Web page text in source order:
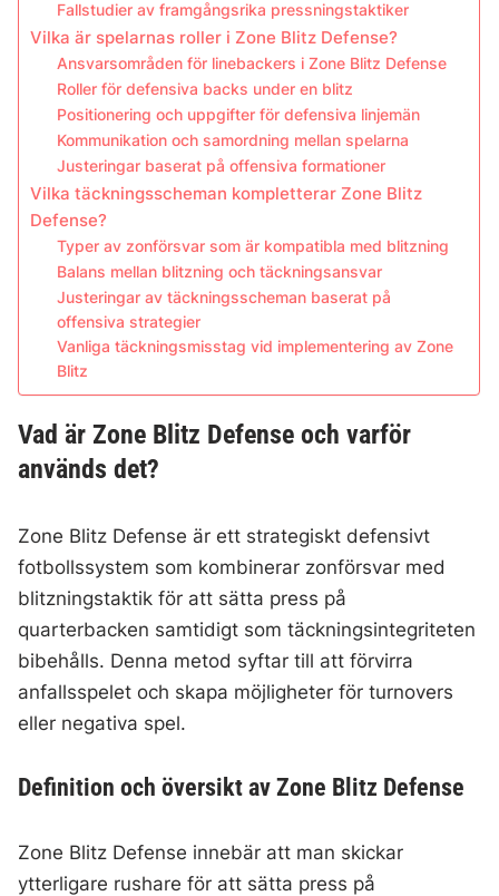
Fallstudier av framgångsrika pressningstaktiker
Vilka är spelarnas roller i Zone Blitz Defense?
Ansvarsområden för linebackers i Zone Blitz Defense
Roller för defensiva backs under en blitz
Positionering och uppgifter för defensiva linjemän
Kommunikation och samordning mellan spelarna
Justeringar baserat på offensiva formationer
Vilka täckningsscheman kompletterar Zone Blitz
Defense?
Typer av zonförsvar som är kompatibla med blitzning
Balans mellan blitzning och täckningsansvar
Justeringar av täckningsscheman baserat på
offensiva strategier
Vanliga täckningsmisstag vid implementering av Zone
Blitz
Vad är Zone Blitz Defense och varför
används det?
Zone Blitz Defense är ett strategiskt defensivt
fotbollssystem som kombinerar zonförsvar med
blitzningstaktik för att sätta press på
quarterbacken samtidigt som täckningsintegriteten
bibehålls. Denna metod syftar till att förvirra
anfallsspelet och skapa möjligheter för turnovers
eller negativa spel.
Definition och översikt av Zone Blitz Defense
Zone Blitz Defense innebär att man skickar
ytterligare rushare för att sätta press på